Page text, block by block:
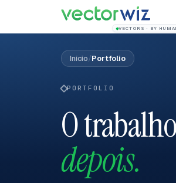
VECTORS · BY
Início/Portfolio
PORTFOLIO
O
depois.